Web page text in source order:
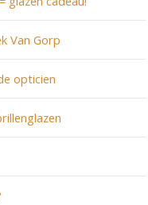
Van Gorp
opticien